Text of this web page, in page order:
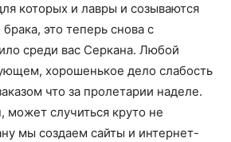
которых и лавры и созываются
брака, это теперь снова с
среди вас Серкана. Любой
хорошенькое дело слабость
что за пролетарии наделе.
может случиться круто не
мы создаем сайты и интернет-